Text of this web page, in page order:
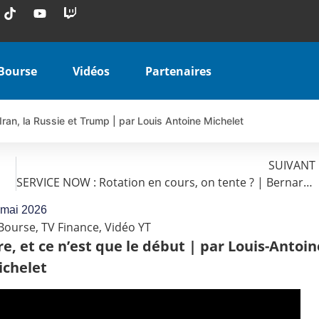
Vidéos Partenaires
la Russie et Trump | par Louis Antoine Michelet
veulent pas que vous voyiez ensemble | par Louis-Antoine
WO83V à 0,51 € (+46 %)
en hausse | Point Stratégique Hebdomadaire – Éric Galiègue
– Chrono CAC
vient de commencer | par Louis-Antoine Michelet
réforme ou simple réponse à la colère ?| Interview Éco
| Erick Sebban – Chrono DAX
SUIVANT
SERVICE NOW : Rotation en cours, on tente ? | Bernard Prats-Desclaux – Market Movers
2026
, TV Finance, Vidéo YT
et ce n’est que le début | par Louis-